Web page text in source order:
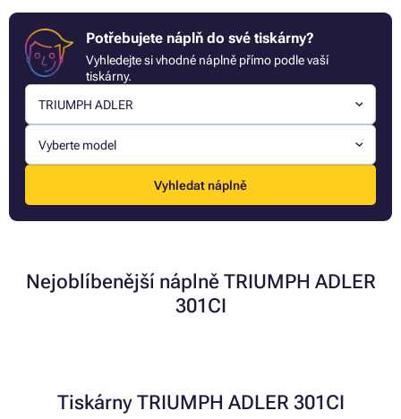
Potřebujete náplň do své tiskárny?
Vyhledejte si vhodné náplně přímo podle vaší
tiskárny.
TRIUMPH ADLER
Vyberte model
Vyhledat náplně
Nejoblíbenější náplně TRIUMPH ADLER
301CI
Tiskárny TRIUMPH ADLER 301CI